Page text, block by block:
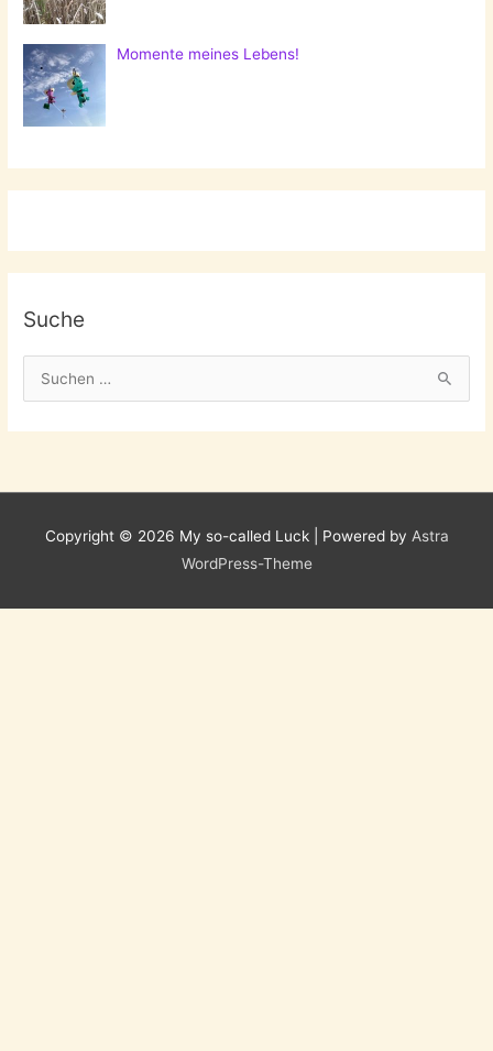
Momente meines Lebens!
Suche
u
c
c
Copyright © 2026 My so-called Luck| Powered by Astra
WordPress-Theme